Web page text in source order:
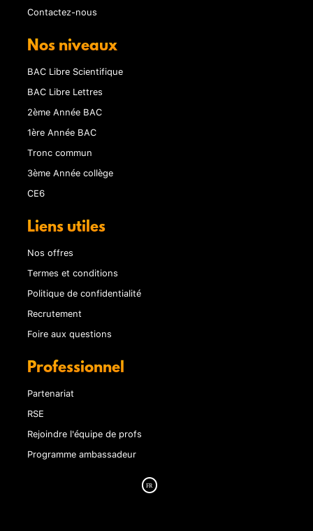
Contactez-nous
Nos niveaux
BAC Libre Scientifique
BAC Libre Lettres
2ème Année BAC
1ère Année BAC
Tronc commun
3ème Année collège
CE6
Liens utiles
Nos offres
Termes et conditions
Politique de confidentialité
Recrutement
Foire aux questions
Professionnel
Partenariat
RSE
Rejoindre l'équipe de profs
Programme ambassadeur